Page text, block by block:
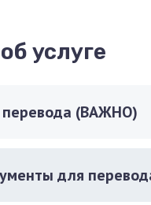
услуге
перевода (ВАЖНО)
для